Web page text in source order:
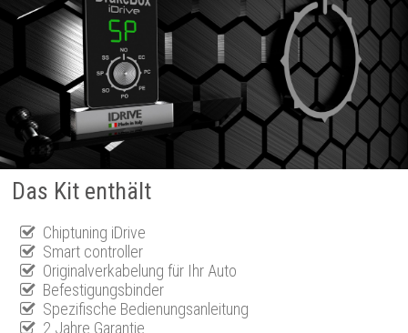
Das Kit enthält
Chiptuning iDrive
Smart controller
Originalverkabelung für Ihr Auto
Befestigungsbinder
Spezifische Bedienungsanleitung
2 Jahre Garantie